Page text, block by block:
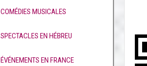
COMÉDIES MUSICALES
SPECTACLES EN HÉBREU
ÉVÉNEMENTS EN FRANCE